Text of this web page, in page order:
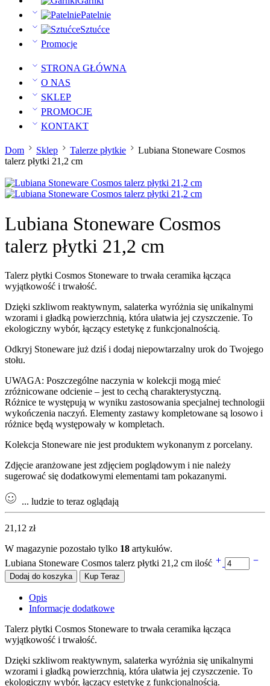
Patelnie
Sztućce
Promocje
STRONA GŁÓWNA
O NAS
SKLEP
PROMOCJE
KONTAKT
Dom Sklep Talerze płytkie
Lubiana Stoneware Cosmos
talerz płytki 21,2 cm
Lubiana Stoneware Cosmos
talerz płytki 21,2 cm
Talerz płytki Cosmos Stoneware to trwała ceramika łącząca
wyjątkowość i trwałość.
Dzięki szkliwom reaktywnym, salaterka wyróżnia się unikalnymi
wzorami i gładką powierzchnią, która ułatwia jej czyszczenie. To
ekologiczny wybór, łączący estetykę z funkcjonalnością.
Odkryj Stoneware już dziś i dodaj niepowtarzalny urok do Twojego
stołu.
UWAGA: Poszczególne naczynia w kolekcji mogą mieć
zróżnicowane odcienie – jest to cechą charakterystyczną.
Różnice te występują w wyniku zastosowania specjalnej technologii
wykończenia naczyń. Elementy zastawy kompletowane są losowo i
różnice będą występowały w kompletach.
Kolekcja Stoneware nie jest produktem wykonanym z porcelany.
Zdjęcie aranżowane jest zdjęciem poglądowym i nie należy
sugerować się dodatkowymi elementami tam pokazanymi.
... ludzie to teraz oglądają
21,12 zł
W magazynie pozostało tylko 18 artykułów.
Lubiana Stoneware Cosmos talerz płytki 21,2 cm ilość
Dodaj do koszyka Kup Teraz
Opis
Informacje dodatkowe
Talerz płytki Cosmos Stoneware to trwała ceramika łącząca
wyjątkowość i trwałość.
Dzięki szkliwom reaktywnym, salaterka wyróżnia się unikalnymi
wzorami i gładką powierzchnią, która ułatwia jej czyszczenie. To
ekologiczny wybór, łączący estetykę z funkcjonalnością.